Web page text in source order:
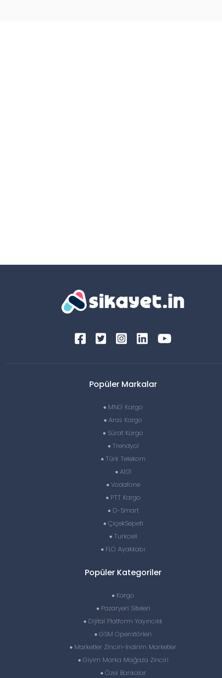
Popüler Markalar
MNG Kargo
Aras Kargo
Sürat Kargo
Trendyol
Türk Telekom
A101
Vodafone
PTT Kargo
D-Smart
ÇiçekSepeti
Turkcell
FLO Ayakkabı
Popüler Kategoriler
Kargo
Pazaryeri Siteleri
Dijital Platform Yayıncılık
GSM Operatörleri
Marketler Zinciri-İndirim Marketler
Giyim Marka Mağaza Zinciri
Özel Bankalar